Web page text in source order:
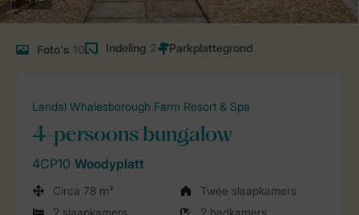
Foto's 10 Indeling 2
Landal Whalesborough Farm Resort & Spa
4-persoons bungalow
4CP10 Woodyplatt
Circa 78 m²
Twee slaapkamers
2 slaapkamers
2 badkamers